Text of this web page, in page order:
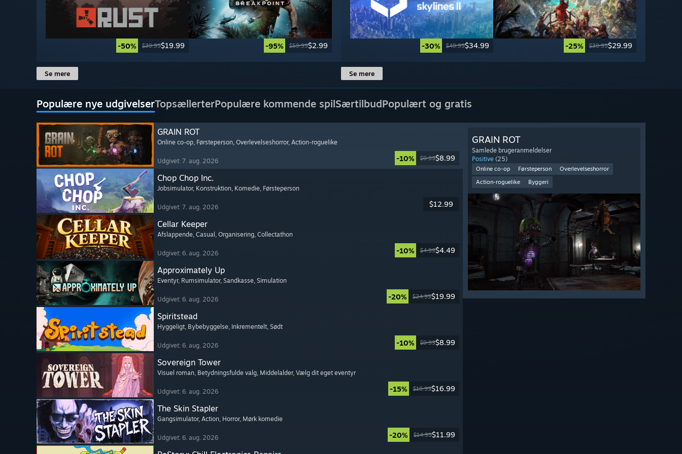
-50% $39.99$19.99 -95% $59.99$2.99
Se mere
-30% $49.99$34.99 -25% $39.99$29.99
Se mere
Populære nye udgivelserTopsællerterPopulære kommende spilSærtilbudPopulært og gratis
GRAIN ROT
Online co-op, Førsteperson, Overlevelseshorror, Action-roguelike
Udgivet: 7. aug. 2026 -10% $9.99$8.99
Chop Chop Inc.
Jobsimulator, Konstruktion, Komedie, Førsteperson
Udgivet: 7. aug. 2026 $12.99
Cellar Keeper
Afslappende, Casual , Organisering, Collectathon
Udgivet: 6. aug. 2026 -10% $4.99$4.49
Approximately Up
Eventyr, Rumsimulator, Sandkasse, Simulation
Udgivet: 6. aug. 2026 -20% $24.99$19.99
Spiritstead
Hyggeligt, Bybebyggelse, Inkrementelt, Sødt
Udgivet: 6. aug. 2026 -10% $9.99$8.99
Sovereign Tower
Visuel roman, Betydningsfulde valg, Middelalder, Vælg dit eget eventyr
Udgivet: 6. aug. 2026 -15% $19.99$16.99
The Skin Stapler
Gangsimulator, Action, Horror, Mørk komedie
Udgivet: 6. aug. 2026 -20% $14.99$11.99
GRAIN ROT
Samlede brugeranmeldelser
Positive (25)
Online co-op Førsteperson
Overlevelseshorror
Action-roguelike
Byggeri